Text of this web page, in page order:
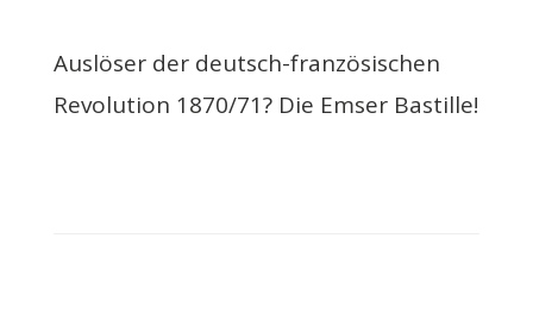
Auslöser der deutsch-französischen
Revolution 1870/71? Die Emser Bastille!